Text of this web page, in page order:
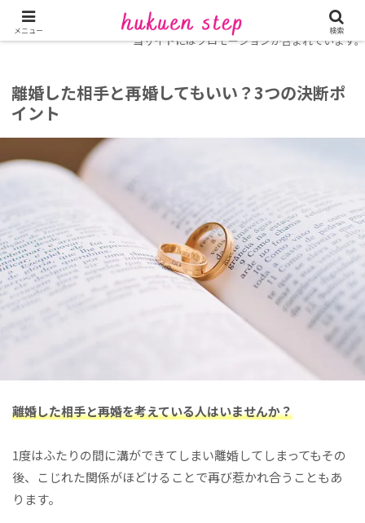
ホーム 復縁コラム
同じ人と再婚
当サイトにはプロモーションが含まれています。
離婚した相手と再婚してもいい？3つの決断ポ
イント
離婚した相手と再婚を考えている人はいませんか？
1度はふたりの間に溝ができてしまい離婚してしまってもその
後、こじれた関係がほどけることで再び惹かれ合うこともあ
ります。
メニュー 検索